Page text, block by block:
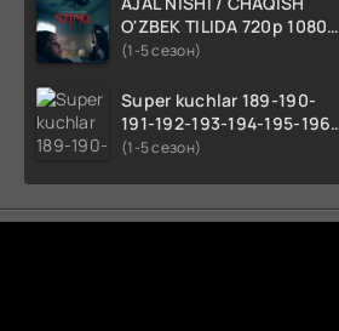
O'ZBEK TILIDA 720p 1080p
Full HD (2024) Tarjima
(1-5 сезон)
Super kuchlar 189-190-
191-192-193-194-195-196-
197-198-199-200 Qism
tarjima seryal
(1-5 сезон)